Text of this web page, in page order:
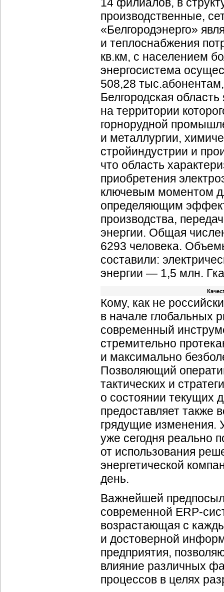
производственные,
«Белгородэнерго»
и теплоснабжения
кв.км, с населением
энергосистема
508,28
Белгородская
на территории
горнорудной
и металлургии,
стройиндустрии и
что область
приобретения
ключевым моментом
определяющим
производства,
энергии. Общая
6293 человека.
составили:
энергии — 1,5 млн.
Кому, как не
в начале глобальных
современный
стремительно
и максимально
Позволяющий
тактических и
о состоянии текущих
предоставляет также
грядущие изменения.
уже сегодня реально
от использования
энергетической
день.
Важнейшей
современной ERP-
возрастающая с
и достоверной
предприятия,
влияние различных
процессов в целях